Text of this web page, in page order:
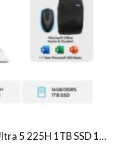
ASUS Vivobook S14 S3407CA Ultra 5 225H 1TB SSD 16GB WUXGA IPS Win11+OHS